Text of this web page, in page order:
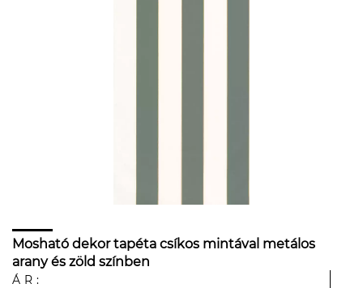
Mosható dekor tapéta csíkos mintával metálos
arany és zöld színben
ÁR: